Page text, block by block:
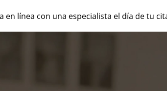
en línea con una especialista el día de tu